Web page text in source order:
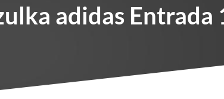
adidas Entrada